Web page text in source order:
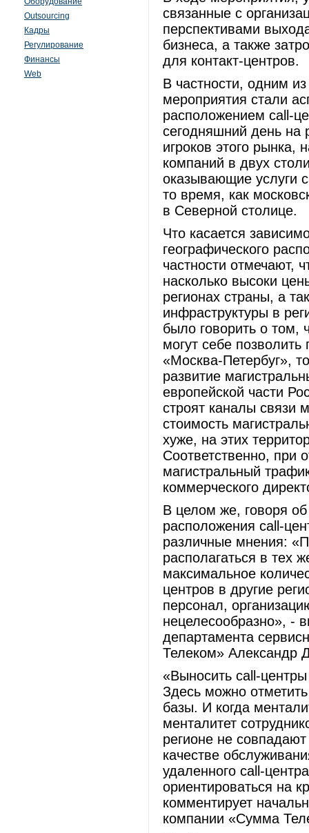
Outsourcing
Кадры
Регулирование
Финансы
Web
связанные с
перспективами
бизнеса, а также
для контакт-центров.
В частности, одним
мероприятия стали
расположением call-
сегодняшний день на
игроков этого рынка,
компаний в двух
оказывающие услуги
то время, как
в Северной столице.
Что касается
географического
частности отмечают,
насколько высоки
регионах страны, а
инфраструктуры в
было говорить о том,
могут себе
«Москва-Петербуг»,
развитие
европейской части
строят каналы связи
стоимость
хуже, на этих
Соответственно, при
магистральный
коммерческого
В целом же, говоря об
расположения call-
различные мнения:
располагаться в тех
максимальное
центров в другие
персонал,
нецелесообразно», -
департамента
Телеком» Александр
«Выносить call-
Здесь можно
базы. И когда
менталитет
регионе не
качестве
удаленного call-
ориентироваться на
комментирует
компании «Сумма